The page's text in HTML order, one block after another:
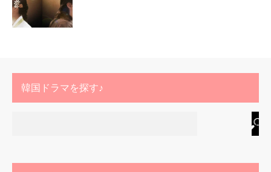
韓国ドラマを探す♪